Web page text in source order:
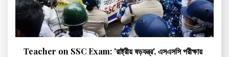
Teacher on SSC Exam: 'রাষ্ট্রীয় ষড়যন্ত্র', এসএসসি পরীক্ষায়